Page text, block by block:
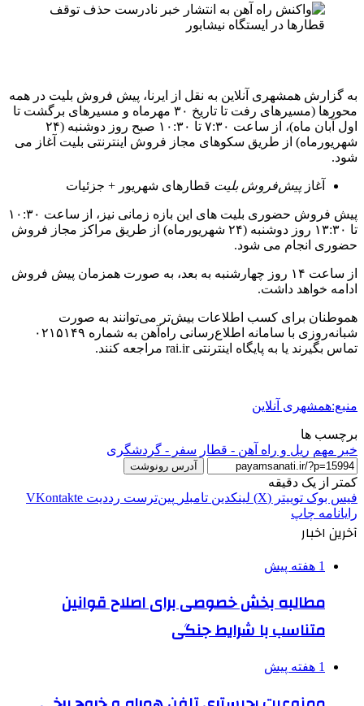
به گزارش همشهری آنلاین به نقل از ایرنا، پیش فروش بلیت در همه
محورها (مسیرهای رفت تا تاریخ ۳۰ مهرماه و مسیرهای برگشت تا
اول آبان ماه)، از ساعت ۷:۳۰ تا ۱۰:۳۰ صبح روز دوشنبه (۲۴
شهریورماه) از طریق سکوهای مجاز فروش اینترنتی بلیت آغاز می
شود.
آغازپیش‌فروش بلیت قطارهای شهریور + جزئیات
پیش فروش حضوری بلیت های این بازه زمانی نیز، از ساعت ۱۰:۳۰
تا ۱۳:۳۰ روز دوشنبه (۲۴ شهریورماه) از طریق مراکز مجاز فروش
حضوری انجام می شود.
از ساعت ۱۴ روز چهارشنبه به بعد، به صورت همزمان پیش فروش
ادامه خواهد داشت.
هموطنان برای کسب اطلاعات بیش‌تر می‌توانند به صورت
شبانه‌روزی با سامانه اطلاع‌رسانی راه‌آهن به شماره ۰۲۱۵۱۴۹
تماس بگیرند یا به پایگاه اینترنتی rai.ir مراجعه کنند.
منبع:همشهری آنلاین
برچسب ها
خبر مهم ریل و راه آهن - قطار سفر - گردشگری
آدرس رونوشت
کمتر از یک دقیقه
فیس بوک توییتر (X) لینکدین ‫تامبلر ‫پین‌ترست ‫رددیت ‫VKontakte
رایانامه چاپ
آخرین اخبار
1 هفته پیش
مطالبه بخش خصوصی برای اصلاح قوانین
متناسب با شرایط جنگی
1 هفته پیش